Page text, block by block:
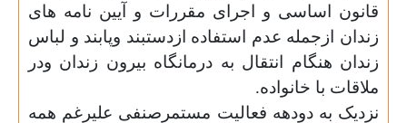
قانون اساسی و اجرای مقررات و آیین نامه های
زندان ازجمله عدم استفاده ازدستبند وپابند و لباس
زندان هنگام انتقال به درمانگاه بیرون زندان ودر
ملاقات با خانواده.
نزدیک به دودهه فعالیت مستمرصنفی علیرغم همه